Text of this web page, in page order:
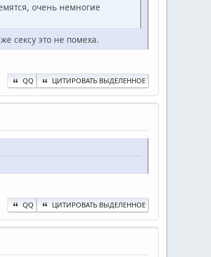
очень немногие
сексу это не помеха.
QQ ЦИТИРОВАТЬ ВЫДЕЛЕННОЕ
QQ ЦИТИРОВАТЬ ВЫДЕЛЕННОЕ